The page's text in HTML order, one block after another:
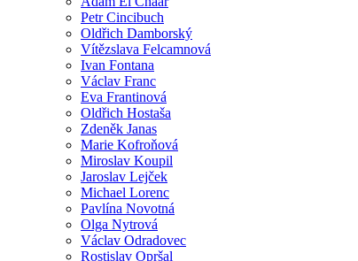
Petr Cincibuch
Oldřich Damborský
Vítězslava Felcamnová
Ivan Fontana
Václav Franc
Eva Frantinová
Oldřich Hostaša
Zdeněk Janas
Marie Kofroňová
Miroslav Koupil
Jaroslav Lejček
Michael Lorenc
Pavlína Novotná
Olga Nytrová
Václav Odradovec
Rostislav Opršal